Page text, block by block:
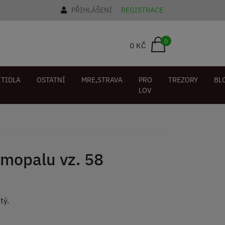
PŘIHLÁŠENÍ REGISTRACE
0 KČ 0
OSTATNÍ MRE,STRAVA
PRO
LOV
TREZORY
vz. 58